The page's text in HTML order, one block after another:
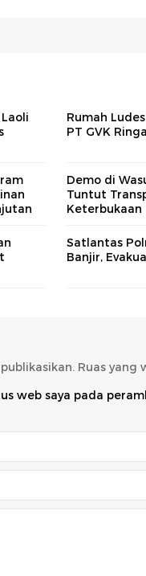
Rumah
PT GVK
Demo di
Tuntut
Keterbukaan
Satlantas
Banjir,
Ruas
web saya pada